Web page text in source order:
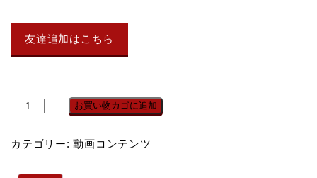
友達追加はこちら
を
げ
お買い物カゴに追加
カテゴリー:動画コンテンツ